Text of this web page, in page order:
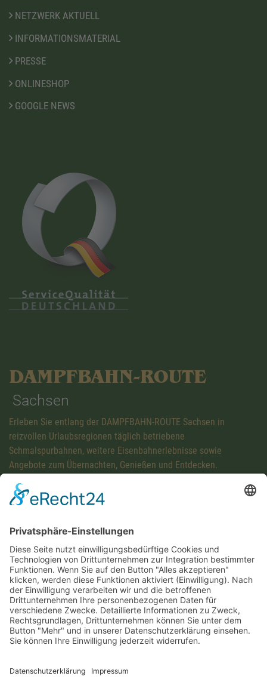
NETZWERK AKTUELL
INFORMATIONSMATERIAL
PRESSE
ONLINESHOP
GOOGLE NEWS
DAMPFBAHN-ROUTE
Sachsen
Erleben Sie entlang der DAMPFBAHN-ROUTE Sachsen in
reizvollen Urlaubsregionen täglich betriebene
Schmalspurbahnen, weitere Eisenbahnerlebnisse sowie
Angebote zum Übernachten, Genießen und Entdecken.